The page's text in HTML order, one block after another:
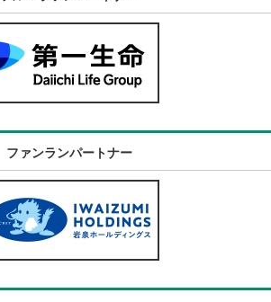
ファンランパートナー